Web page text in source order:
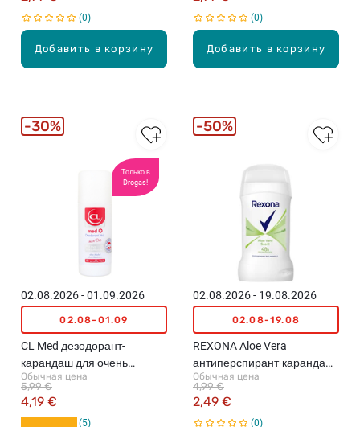
Добавить в корзину
0
Добавить в корзину
0
Только в
Drogas!
02.08.2026 - 01.09.2026
02.08-01.09
CL Med дезодорант-
карандаш для очень
чувствительной кожи, 40мл
Обычная цена
4,19 €
5,99 €
5
30%
02.08.2026 - 19.08.2026
02.08-19.08
REXONA Aloe Vera
антиперспирант-карандаш,
50мл
Обычная цена
2,49 €
4,99 €
0
50%